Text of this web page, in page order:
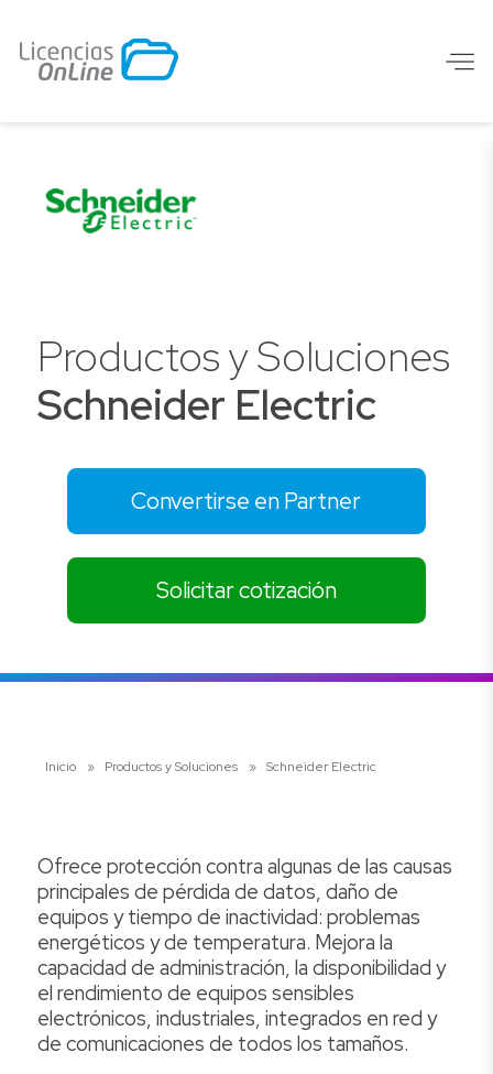
Productos y Soluciones
Schneider Electric
Convertirse en Partner
Solicitar cotización
Inicio » Productos y Soluciones » Schneider Electric
Ofrece protección contra algunas de las causas
principales de pérdida de datos, daño de
equipos y tiempo de inactividad: problemas
energéticos y de temperatura. Mejora la
capacidad de administración, la disponibilidad y
el rendimiento de equipos sensibles
electrónicos, industriales, integrados en red y
de comunicaciones de todos los tamaños.